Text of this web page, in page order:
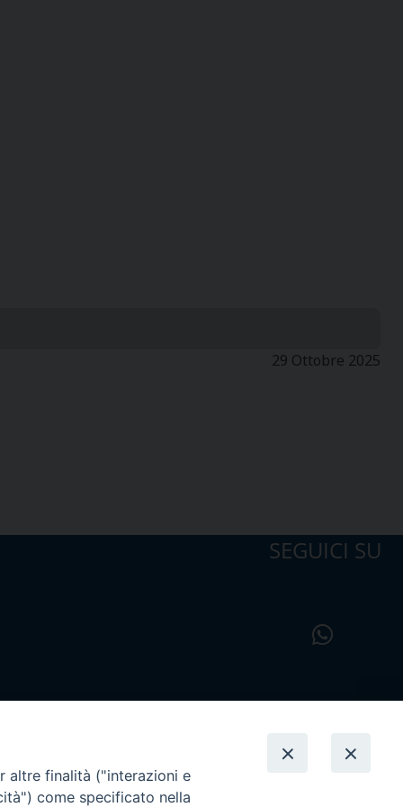
29 Ottobre 2025
SEGUICI SU
altre finalità ("interazioni e
come specificato nella